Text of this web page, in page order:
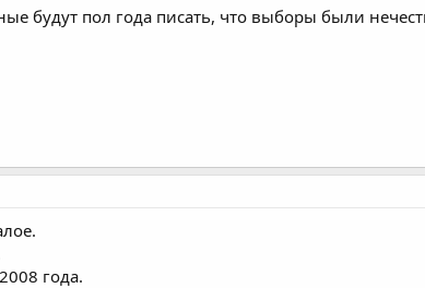
будут пол года писать, что выборы были
года.